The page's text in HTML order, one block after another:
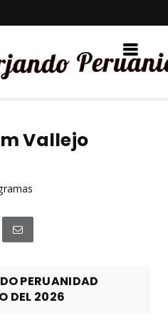
Vallejo
PERUANIDAD
DEL 2026